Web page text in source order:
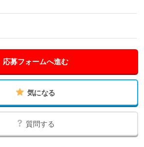
応募フォームへ進む
気になる
質問する